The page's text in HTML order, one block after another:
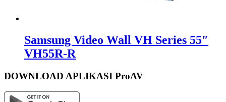
Samsung Video Wall VH Series 55″
VH55R-R
DOWNLOAD APLIKASI ProAV